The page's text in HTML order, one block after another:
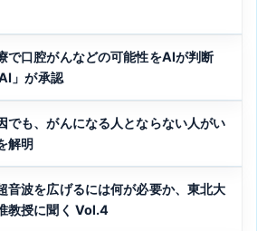
で口腔がんなどの可能性をAIが判断
」が承認
でも、がんになる人とならない人がい
解明
音波を広げるには何が必要か、東北大
教授に聞く Vol.4